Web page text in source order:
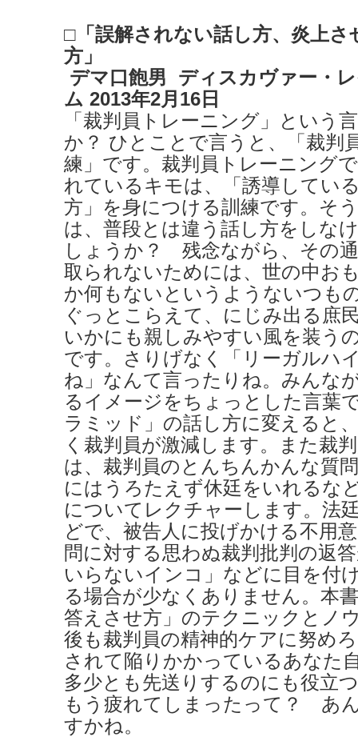
□「誤解されない話し方、炎上さ
方」
デマ口飽男 ディスカヴァー・
ム 2013年2月16日
「裁判員トレーニング」という
か？ ひとことで言うと、「裁判
練」です。裁判員トレーニング
れているキモは、「誘導してい
方」を身につける訓練です。そ
は、普段とは違う話し方をしな
しょうか？ 残念ながら、その
取られないためには、世の中お
か何もないというようないつも
ぐっとこらえて、にじみ出る庶
いかにも親しみやすい風を装う
です。さりげなく「リーガルハ
ね」なんて言ったりね。みんな
るイメージをちょっとした言葉
ラミッド」の話し方に変えると
く裁判員が激減します。また裁
は、裁判員のとんちんかんな質
にはうろたえず休廷をいれるな
についてレクチャーします。法
どで、被告人に投げかける不用
問に対する思わぬ裁判批判の返
いらないインコ」などに目を付
る場合が少なくありません。本
答えさせ方」のテクニックとノ
後も裁判員の精神的ケアに努め
されて陥りかかっているあなた
多少とも先送りするのにも役立
もう疲れてしまったって？ あ
すかね。